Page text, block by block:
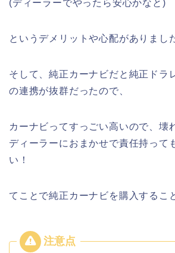
(ディーラーでやったら安心かなと)
というデメリットや心配がありまし
そして、純正カーナビだと純正ドラ
の連携が抜群だったので、
カーナビってすっごい高いので、壊
ディーラーにおまかせで責任持って
い！
てことで純正カーナビを購入するこ